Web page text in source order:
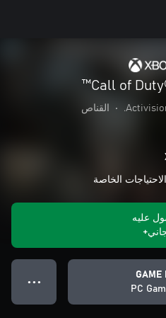
Call of
• القناص
عليه
● ● ●